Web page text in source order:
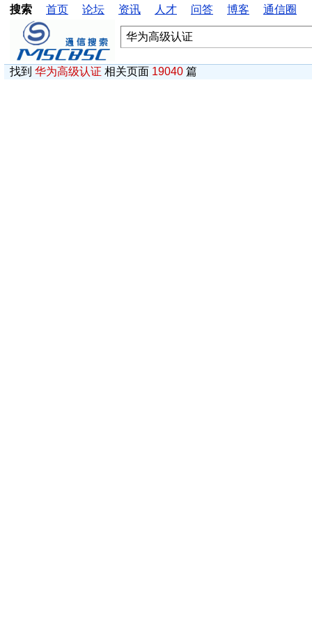
搜索 首页 论坛 资讯 人才 问答 博客 通信圈
找到 华为高级认证 相关页面 19040 篇